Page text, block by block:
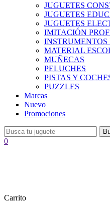
JUGUETES
JUGUETES
JUGUETES
IMITACIÓN
INSTRUMENTOS
MATERIAL
MUÑECAS
PELUCHES
PISTAS Y
PUZZLES
Marcas
Nuevo
Promociones
0
Carrito